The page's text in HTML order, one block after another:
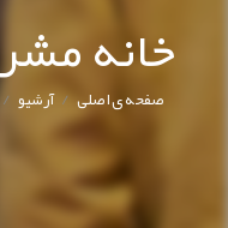
خانه
صفحه ی اصلی/آرشیو/